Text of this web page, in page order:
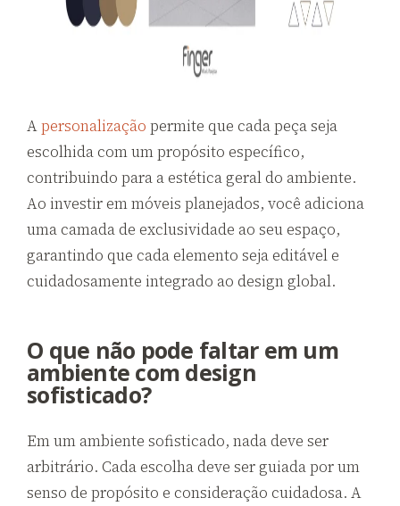
Apersonalização permite que cada peça seja
escolhida com um propósito específico,
contribuindo para a estética geral do ambiente.
Ao investir em móveis planejados, você adiciona
uma camada de exclusividade ao seu espaço,
garantindo que cada elemento seja editável e
cuidadosamente integrado ao design global.
O que não pode faltar em um
ambiente com design
sofisticado?
Em um ambiente sofisticado, nada deve ser
arbitrário. Cada escolha deve ser guiada por um
senso de propósito e consideração cuidadosa. A